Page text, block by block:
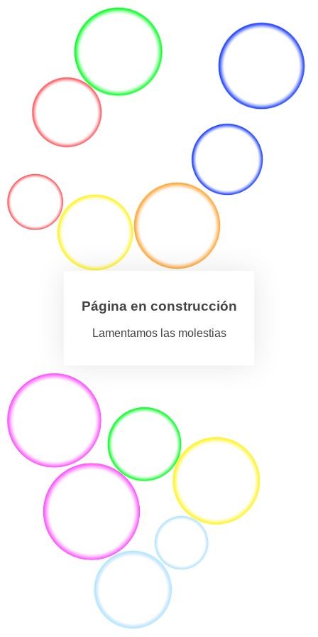
Página en construcción
Lamentamos las molestias